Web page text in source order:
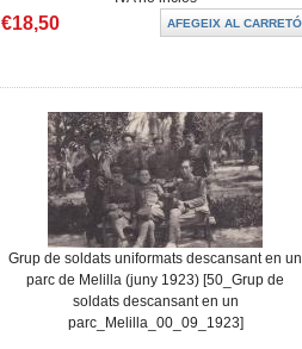
€18,50
Grup de soldats uniformats descansant en un
parc de Melilla (juny 1923) [50_Grup de
soldats descansant en un
parc_Melilla_00_09_1923]